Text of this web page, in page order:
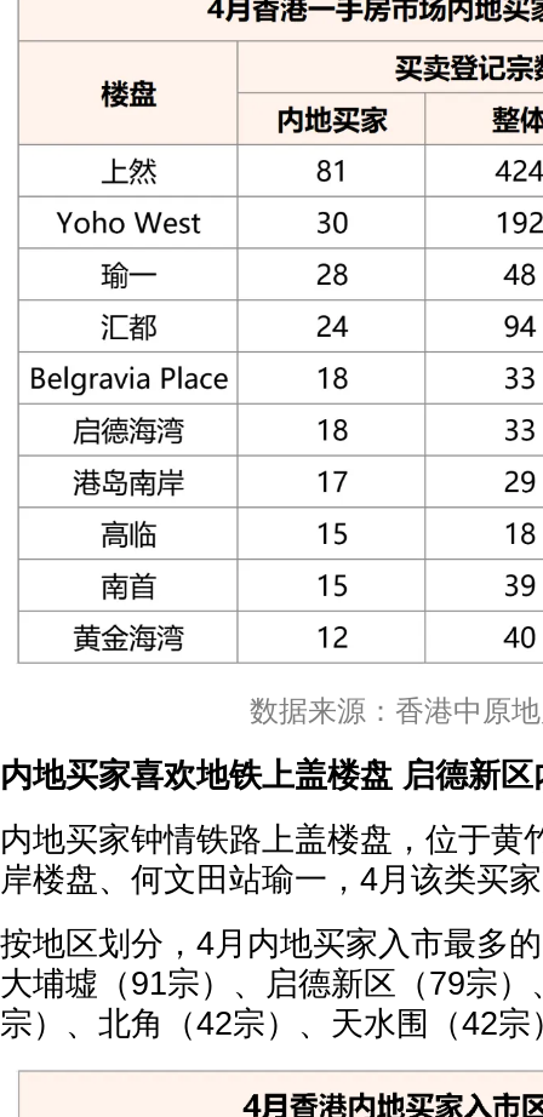
数据来源：香港中原
内地买家喜欢地铁上盖楼盘 启德新
内地买家钟情铁路上盖楼盘，位于黄
岸楼盘、何文田站瑜一，4月该类买
按地区划分，4月内地买家入市最多
大埔墟（91宗）、启德新区（79宗）
宗）、北角（42宗）、天水围（42宗